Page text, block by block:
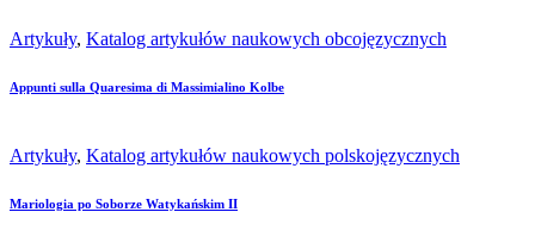
Artykuły, Katalog artykułów naukowych obcojęzycznych
Appunti sulla Quaresima di Massimialino Kolbe
Artykuły, Katalog artykułów naukowych polskojęzycznych
Mariologia po Soborze Watykańskim II